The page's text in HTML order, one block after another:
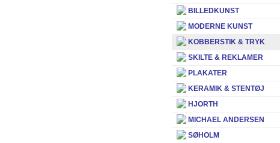
BILLEDKUNST
MODERNE KUNST
KOBBERSTIK & TRYK
SKILTE & REKLAMER
PLAKATER
KERAMIK & STENTØJ
HJORTH
MICHAEL ANDERSEN
SØHOLM